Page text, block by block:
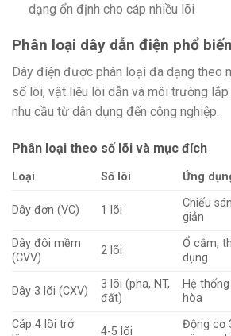
dạng ổn định cho cáp nhiều lõi
Phân loại dây dẫn điện phổ biến
Dây điện được phân loại đa dạng theo
số lõi, vật liệu lõi dẫn và môi trường
nhu cầu từ dân dụng đến công nghiệp.
Phân loại theo số lõi và mục đích
Loại Số lõi Ứng
Dây đơn (VC) 1 lõi
Chiếu
giản ​
Dây đôi mềm
(CVV)
2 lõi
Ổ cắm,
dụng ​
Dây 3 lõi (CXV)
3 lõi (pha, NT,
đất)
Hệ
hòa ​
Cáp 4 lõi trở
4-5 lõi
Động cơ